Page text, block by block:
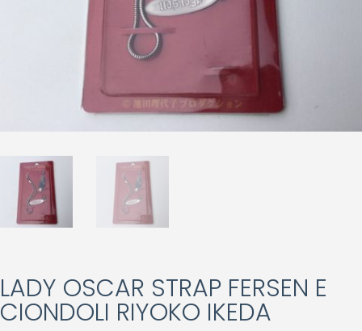
LADY OSCAR STRAP FERSEN E
CIONDOLI RIYOKO IKEDA